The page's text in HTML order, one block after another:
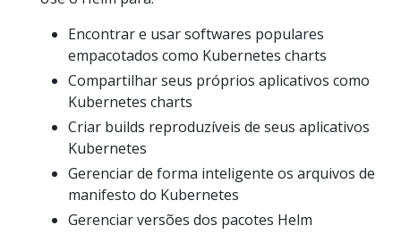
Encontrar e usar softwares populares
empacotados como Kubernetes charts
Compartilhar seus próprios aplicativos como
Kubernetes charts
Criar builds reproduzíveis de seus aplicativos
Kubernetes
Gerenciar de forma inteligente os arquivos de
manifesto do Kubernetes
Gerenciar versões dos pacotes Helm